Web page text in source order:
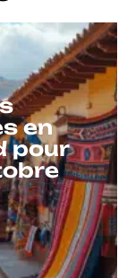
en
pour